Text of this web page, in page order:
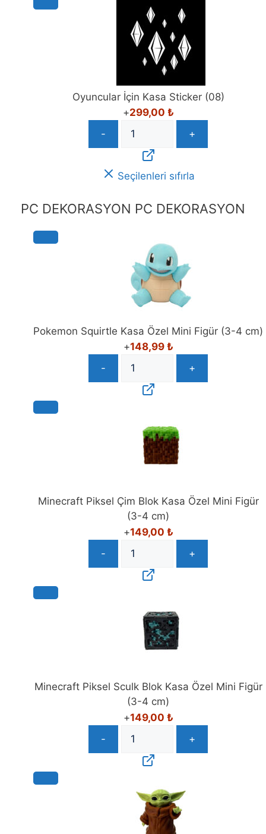
Oyuncular İçin Kasa Sticker (08)
+299,00 ₺
-
+
Seçilenleri sıfırla
PC DEKORASYON PC DEKORASYON
Pokemon Squirtle Kasa Özel Mini Figür (3-4 cm)
+148,99 ₺
-
+
Minecraft Piksel Çim Blok Kasa Özel Mini Figür
(3-4 cm)
+149,00 ₺
-
+
Minecraft Piksel Sculk Blok Kasa Özel Mini Figür
(3-4 cm)
+149,00 ₺
-
+